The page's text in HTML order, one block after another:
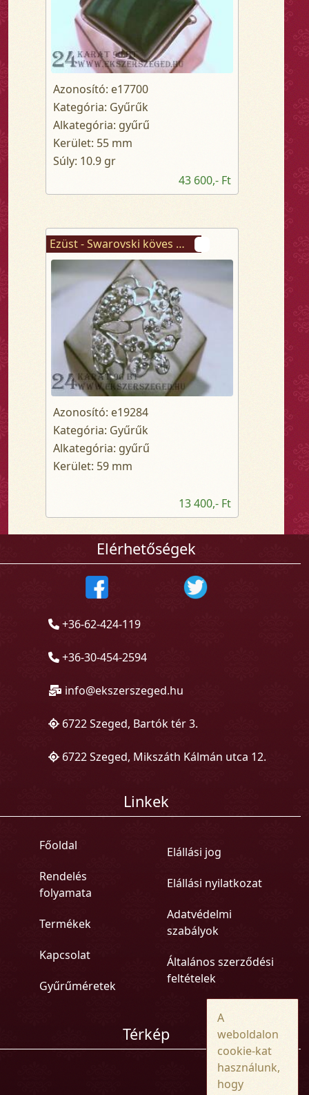
Azonosító: e17700
Kategória: Gyűrűk
Alkategória: gyűrű
Kerület: 55 mm
Súly: 10.9 gr
43 600,- Ft
Ezüst - Swarovski köves gyűrű
Azonosító: e19284
Kategória: Gyűrűk
Alkategória: gyűrű
Kerület: 59 mm
13 400,- Ft
Elérhetőségek
+36-62-424-119
+36-30-454-2594
info@ekszerszeged.hu
6722 Szeged, Bartók tér 3.
6722 Szeged, Mikszáth Kálmán utca 12.
Linkek
Főoldal
Rendelés
folyamata
Termékek
Kapcsolat
Gyűrűméretek
Elállási jog
Elállási nyilatkozat
Adatvédelmi
szabályok
Általános szerződési
feltételek
Térkép
A
weboldalon
cookie-kat
használunk,
hogy